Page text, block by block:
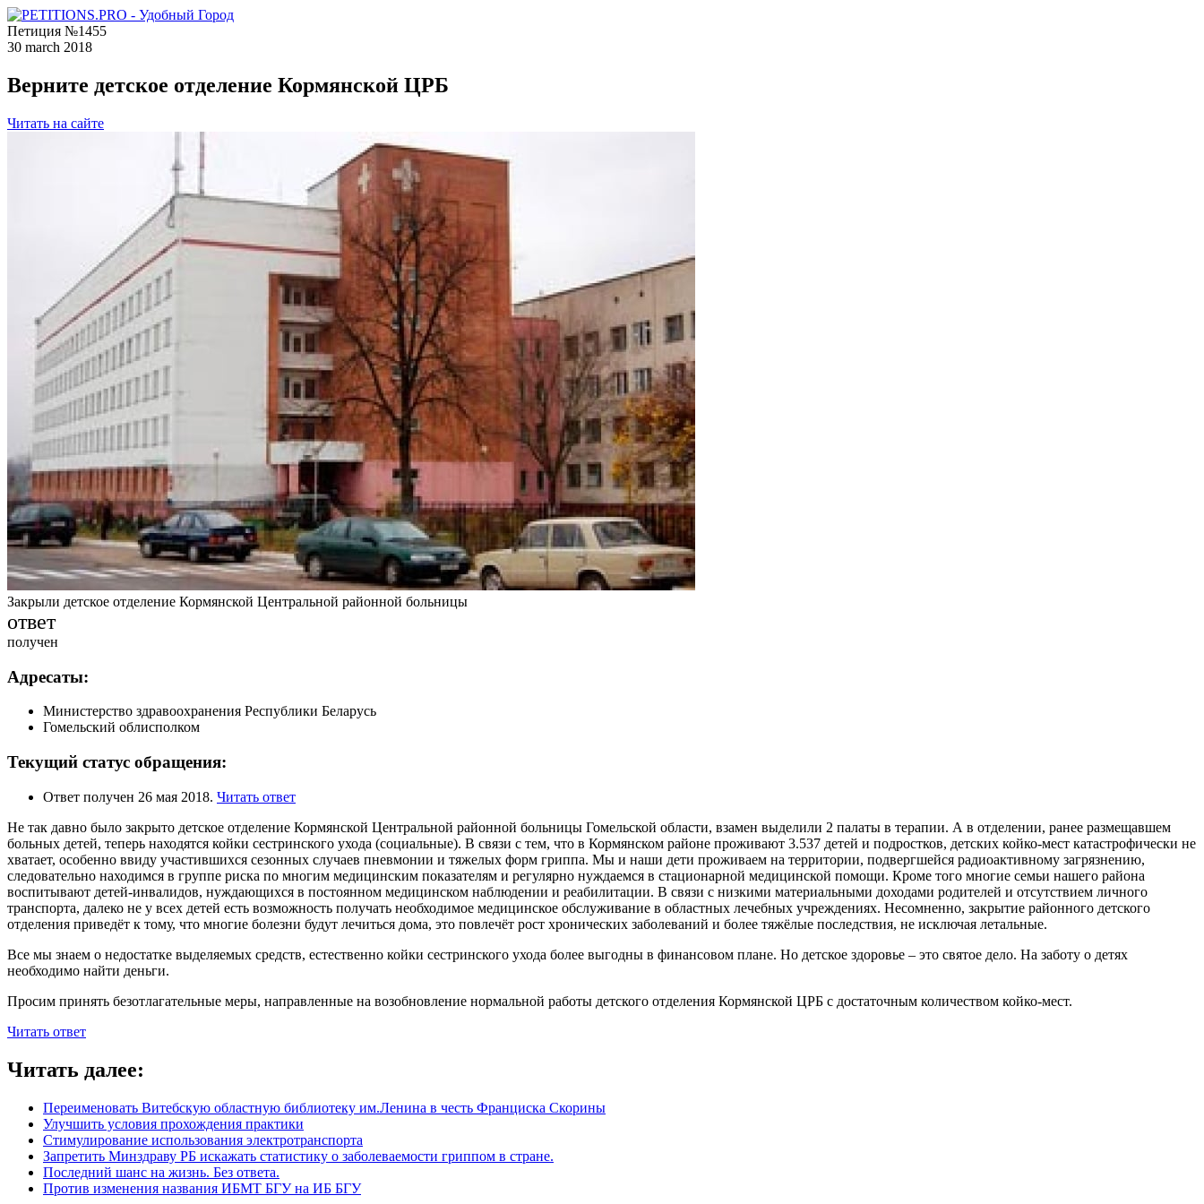
Петиция №1455
30 march 2018
Верните детское отделение Кормянской ЦРБ
Читать на сайте
Закрыли детское отделение Кормянской Центральной районной больницы
ответ
получен
Адресаты:
Министерство здравоохранения Республики Беларусь
Гомельский облисполком
Текущий статус обращения:
Ответ получен 26 мая 2018. Читать ответ
Не так давно было закрыто детское отделение Кормянской Центральной районной больницы Гомельской области, взамен выделили 2 палаты в терапии. А в отделении, ранее размещавшем
больных детей, теперь находятся койки сестринского ухода (социальные). В связи с тем, что в Кормянском районе проживают 3.537 детей и подростков, детских койко-мест катастрофически не
хватает, особенно ввиду участившихся сезонных случаев пневмонии и тяжелых форм гриппа. Мы и наши дети проживаем на территории, подвергшейся радиоактивному загрязнению,
следовательно находимся в группе риска по многим медицинским показателям и регулярно нуждаемся в стационарной медицинской помощи. Кроме того многие семьи нашего района
воспитывают детей-инвалидов, нуждающихся в постоянном медицинском наблюдении и реабилитации. В связи с низкими материальными доходами родителей и отсутствием личного
транспорта, далеко не у всех детей есть возможность получать необходимое медицинское обслуживание в областных лечебных учреждениях. Несомненно, закрытие районного детского
отделения приведёт к тому, что многие болезни будут лечиться дома, это повлечёт рост хронических заболеваний и более тяжёлые последствия, не исключая летальные.
Все мы знаем о недостатке выделяемых средств, естественно койки сестринского ухода более выгодны в финансовом плане. Но детское здоровье – это святое дело. На заботу о детях
необходимо найти деньги.
Просим принять безотлагательные меры, направленные на возобновление нормальной работы детского отделения Кормянской ЦРБ с достаточным количеством койко-мест.
Читать ответ
Читать далее:
Переименовать Витебскую областную библиотеку им.Ленина в честь Франциска Скорины
Улучшить условия прохождения практики
Стимулирование использования электротранспорта
Запретить Минздраву РБ искажать статистику о заболеваемости гриппом в стране.
Последний шанс на жизнь. Без ответа.
Против изменения названия ИБМТ БГУ на ИБ БГУ